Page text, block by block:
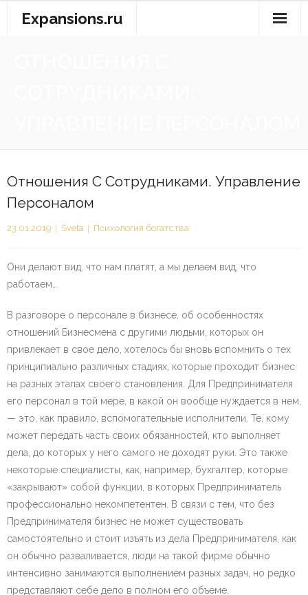
Expansions.ru
Отношения С Сотрудниками. Управление
Персоналом
23.01.2019 Sveta Психология богатства
Они делают вид, что нам платят, а мы делаем вид, что
работаем…
В разговоре о персонале в бизнесе, об особенностях
отношений Бизнесмена с другими людьми, которых он
привлекает в свое дело, хотелось бы вновь вспомнить о тех
принципиально различных стадиях, которые проходит бизнес
на разных этапах своего становления. Для Предпринимателя
его персонал в той мере, в какой он вообще нуждается в нем,
— это, как правило, вспомогательные исполнители. Те, кому
может передать часть своих обязанностей, кто выполняет
дела, до которых у него самого не доходят руки. Это также
некоторые специалисты, как, например, бухгалтер, которые
«закрывают» собой функции, в которых Предприниматель
профессионально некомпетентен. В связи с тем, что без
Предпринимателя бизнес не может существовать
самостоятельно и стоит изъять из дела Предпринимателя, как
он обычно разваливается, люди на такой фирме обычно
интенсивно занимаются выполнением разных задач, но редко
представляют себе дело в полном его объеме.